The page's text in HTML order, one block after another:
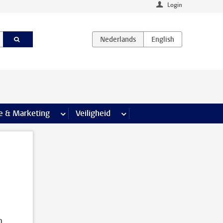
Login
& Marketing meer Communicatie & Marketing pagina’s
Veiligheid meer Veiligheid pagina’s